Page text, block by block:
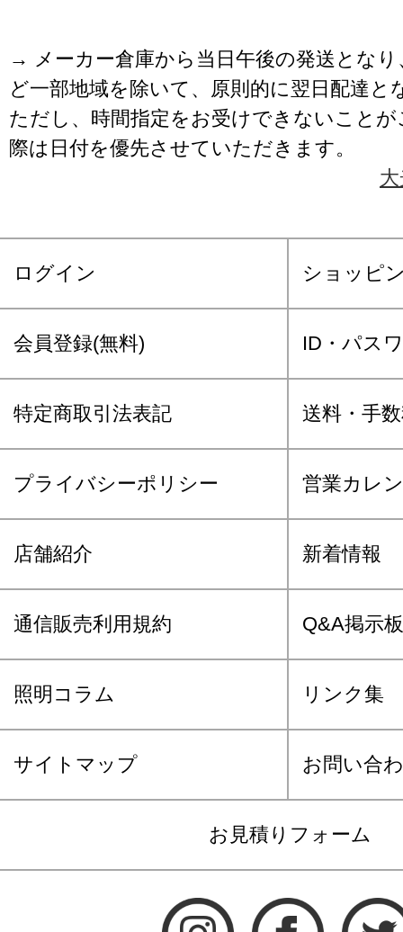
→ メーカー倉庫から当日午後の発送となり
ど一部地域を除いて、原則的に翌日配達と
ただし、時間指定をお受けできないこと
際は日付を優先させていただきます。
ログイン ショッピ
会員登録(無料) ID・パス
特定商取引法表記 送料・手
プライバシーポリシー 営業カレ
店舗紹介 新着情報
通信販売利用規約 Q&A掲示板
照明コラム リンク集
サイトマップ お問い合
お見積りフォーム